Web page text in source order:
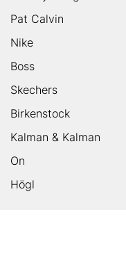
Pat Calvin
Nike
Boss
Skechers
Birkenstock
Kalman & Kalman
On
Högl